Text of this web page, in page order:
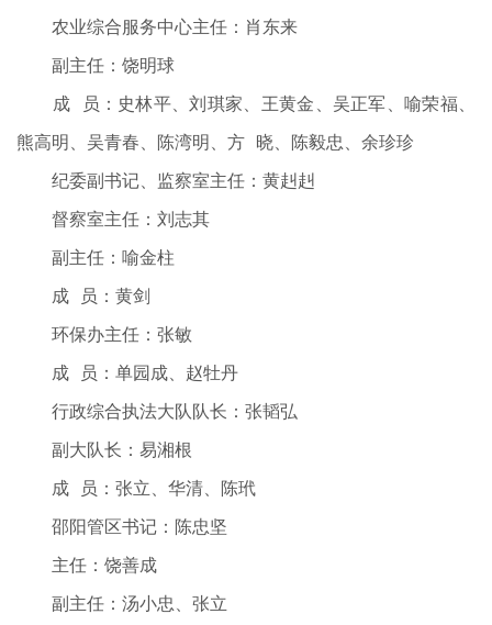
农业综合服务中心主任：肖东来
副主任：饶明球
成 员：史林平、刘琪家、王黄金、吴正军、喻荣福、
熊高明、吴青春、陈湾明、方 晓、陈毅忠、余珍珍
纪委副书记、监察室主任：黄赳赳
督察室主任：刘志其
副主任：喻金柱
成 员：黄剑
环保办主任：张敏
成 员：单园成、赵牡丹
行政综合执法大队队长：张韬弘
副大队长：易湘根
成 员：张立、华清、陈玳
邵阳管区书记：陈忠坚
主任：饶善成
副主任：汤小忠、张立